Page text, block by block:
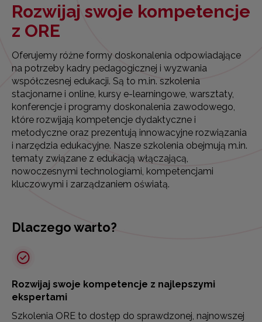
Rozwijaj swoje kompetencje
z ORE
Oferujemy różne formy doskonalenia odpowiadające
na potrzeby kadry pedagogicznej i wyzwania
współczesnej edukacji. Są to m.in. szkolenia
stacjonarne i online, kursy e-learningowe, warsztaty,
konferencje i programy doskonalenia zawodowego,
które rozwijają kompetencje dydaktyczne i
metodyczne oraz prezentują innowacyjne rozwiązania
i narzędzia edukacyjne. Nasze szkolenia obejmują m.in.
tematy związane z edukacją włączającą,
nowoczesnymi technologiami, kompetencjami
kluczowymi i zarządzaniem oświatą.
Dlaczego warto?
Rozwijaj swoje kompetencje z najlepszymi
ekspertami
Szkolenia ORE to dostęp do sprawdzonej, najnowszej